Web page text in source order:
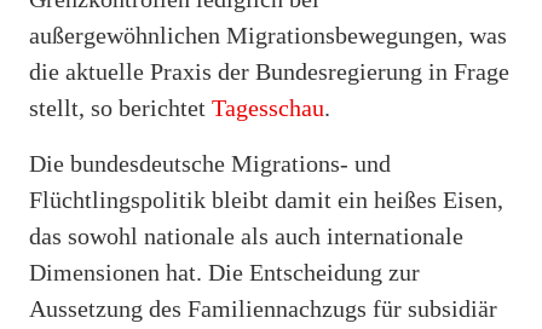
außergewöhnlichen Migrationsbewegungen, was
die aktuelle Praxis der Bundesregierung in Frage
stellt, so berichtet Tagesschau.
Die bundesdeutsche Migrations- und
Flüchtlingspolitik bleibt damit ein heißes Eisen,
das sowohl nationale als auch internationale
Dimensionen hat. Die Entscheidung zur
Aussetzung des Familiennachzugs für subsidiär